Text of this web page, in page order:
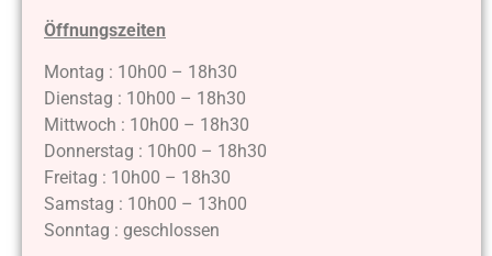
Öffnungszeiten
Montag : 10h00 – 18h30
Dienstag : 10h00 – 18h30
Mittwoch : 10h00 – 18h30
Donnerstag : 10h00 – 18h30
Freitag : 10h00 – 18h30
Samstag : 10h00 – 13h00
Sonntag : geschlossen